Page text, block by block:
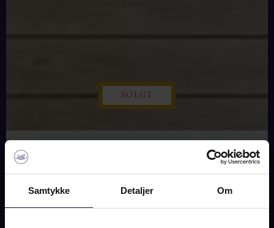
Samtykke Detaljer Om
SOLGT
ØSTERBROGADE 158, 2.